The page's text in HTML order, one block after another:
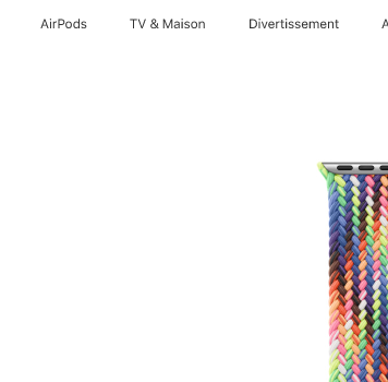
AirPods TV & Maison Divertissements